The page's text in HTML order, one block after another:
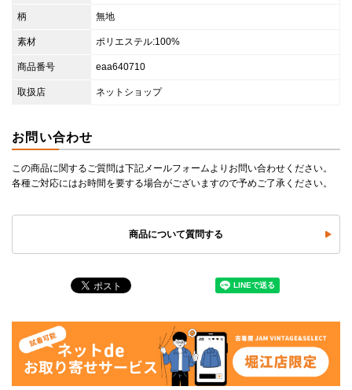
柄 無地
素材 ポリエステル:100%
商品番号 eaa640710
取扱店 ネットショップ
お問い合わせ
この商品に関するご質問は下記メールフォームよりお問い合わせください。
各種ご対応にはお時間を要する場合がございますので予めご了承ください。
商品について質問する